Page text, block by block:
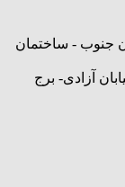
جنوب - ساختمان
آزادی- برج